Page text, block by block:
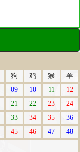
狗 鸡 猴
羊
09 10 11
12
21 22 23
24
33 34 35
36
45 46 47
48